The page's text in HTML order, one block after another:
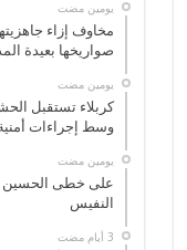
‏يومين مضت
مخاوف إزاء
صواريخها بعيدة
‏يومين مضت
كربلاء تستقبل
وسط إجراءات
‏يومين مضت
على خطى الحسين
النفيس